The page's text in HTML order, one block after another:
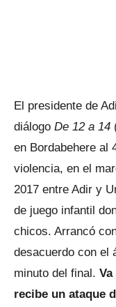
El presidente de
diálogo De 12 a 14
en Bordabehere al
violencia, en el
2017 entre Adir y
de juego infantil
chicos. Arrancó
desacuerdo con el
minuto del final.
recibe un ataque